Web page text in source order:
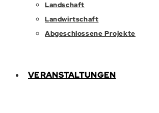
Landschaft
Landwirtschaft
Abgeschlossene Projekte
VERANSTALTUNGEN